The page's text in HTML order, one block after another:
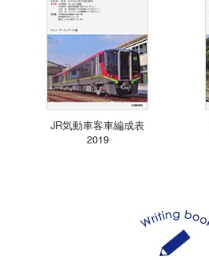
JR気動車客車編成表
2019